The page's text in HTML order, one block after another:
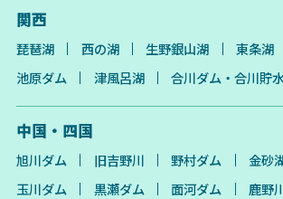
関西
琵琶湖 西の湖 生野銀山湖 東条湖
池原ダム
津風呂湖 合川ダム・合川貯
中国・四国
旭川ダム 旧吉野川 野村ダム 金砂
玉川ダム
黒瀬ダム 面河ダム
鹿野